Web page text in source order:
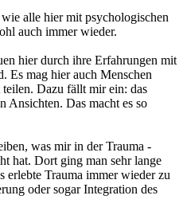
alle hier mit psychologischen
auch immer wieder.
hier durch ihre Erfahrungen mit
Es mag hier auch Menschen
Dazu fällt mir ein: das
Ansichten. Das macht es so
was mir in der Trauma -
hat. Dort ging man sehr lange
erlebte Trauma immer wieder zu
oder sogar Integration des